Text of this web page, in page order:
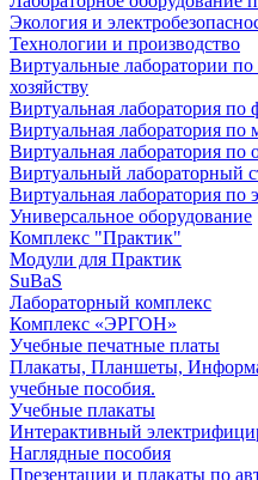
Экология и
Технологии и производство
Виртуальные лаборатории
хозяйству
Виртуальная лаборатория по
Виртуальная лаборатория по
Виртуальная лаборатория по
Виртуальный лабораторный
Виртуальная лаборатория по
Универсальное оборудование
Комплекс "Практик"
Модули для Практик
SuBaS
Лабораторный комплекс
Комплекс «ЭРГОН»
Учебные печатные платы
Плакаты, Планшеты,
учебные пособия.
Учебные плакаты
Интерактивный
Наглядные пособия
Презентации и плакаты по